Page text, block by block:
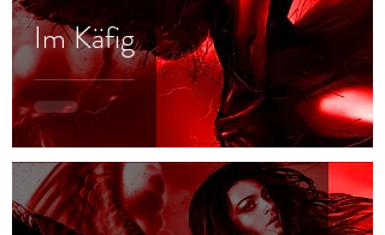
Im Käfig